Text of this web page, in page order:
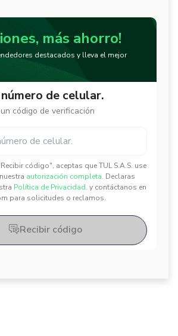
más ahorro!
destacados y lleva el mejor
de celular.
código de verificación
código", aceptas que TUL S.A.S. use
autorización completa. Declaras
Política de Privacidad. y contáctanos en
para solicitudes o reclamos.
✕
✕
Recibir código